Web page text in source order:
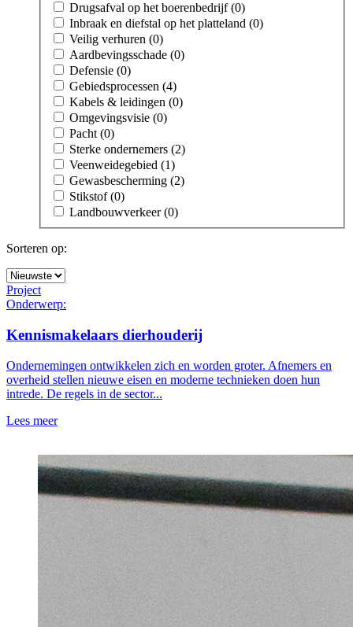
Drugsafval op het boerenbedrijf (0)
Inbraak en diefstal op het platteland (0)
Veilig verhuren (0)
Aardbevingsschade (0)
Defensie (0)
Gebiedsprocessen (4)
Kabels & leidingen (0)
Omgevingsvisie (0)
Pacht (0)
Sterke ondernemers (2)
Veenweidegebied (1)
Gewasbescherming (2)
Stikstof (0)
Landbouwverkeer (0)
Sorteren op:
Project
Onderwerp:
Kennismakelaars dierhouderij
Ondernemingen ontwikkelen zich en worden groter. Afnemers en
overheid stellen nieuwe eisen en moderne technieken doen hun
intrede. De regels in de sector...
Lees meer